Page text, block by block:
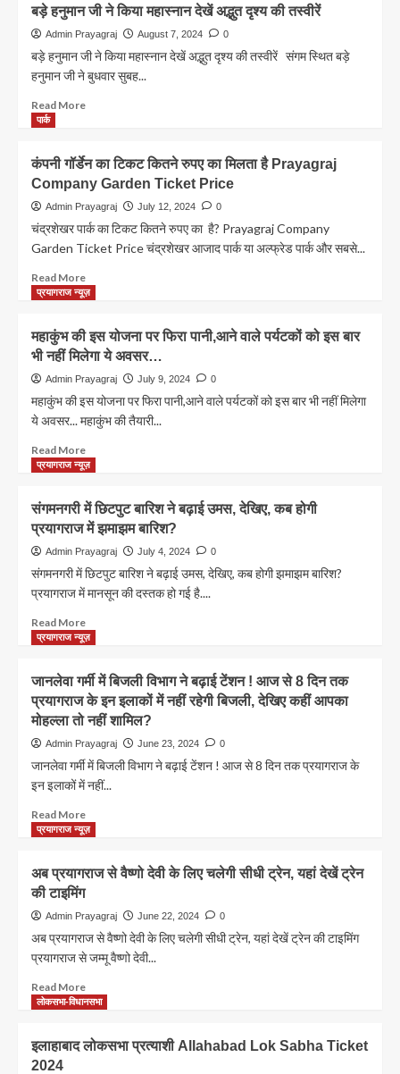
प्रयागराज
सी
बदल
मगर
–
|
इलाहाबाद
पर
शायरी
बड़े हनुमान जी ने किया महास्नान देखें अद्भुत दृश्य की तस्वीरें
Admin Prayagraj August 7, 2024 0
बड़े हनुमान जी ने किया महास्नान देखें अद्भुत दृश्य की तस्वीरें संगम स्थित बड़े
हनुमान जी ने बुधवार सुबह...
Read MoreRead
बड़े
हनुमान
जी
ने
किया
देखें
दृश्य
पार्क
कंपनी गॉर्डेन का टिकट कितने रुपए का मिलता है Prayagraj
Company Garden Ticket Price
Admin Prayagraj July 12, 2024 0
चंद्रशेखर पार्क का टिकट कितने रुपए का है? Prayagraj Company
Garden Ticket Price चंद्रशेखर आजाद पार्क या अल्फ्रेड पार्क और सबसे...
Read MoreRead
more
गॉर्डेन
का
टिकट
कितने
का
है
Garden
Ticket
प्रयागराज न्यूज़
महाकुंभ की इस योजना पर फिरा पानी,आने वाले पर्यटकों को इस बार
भी नहीं मिलेगा ये अवसर…
Admin Prayagraj July 9, 2024 0
महाकुंभ की इस योजना पर फिरा पानी,आने वाले पर्यटकों को इस बार भी नहीं मिलेगा
ये अवसर... महाकुंभ की तैयारी...
Read MoreRead
more
महाकुंभ
की
इस
योजना
पर
पानी,आने
पर्यटकों
बार
भी
नहीं
ये
अवसर…
प्रयागराज न्यूज़
संगमनगरी में छिटपुट बारिश ने बढ़ाई उमस, देखिए, कब होगी
प्रयागराज में झमाझम बारिश?
Admin Prayagraj July 4, 2024 0
संगमनगरी में छिटपुट बारिश ने बढ़ाई उमस, देखिए, कब होगी झमाझम बारिश?
प्रयागराज में मानसून की दस्तक हो गई है....
Read MoreRead
more
संगमनगरी
में
छिटपुट
बारिश
उमस,
देखिए,
होगी
प्रयागराज
झमाझम
बारिश?
प्रयागराज न्यूज़
जानलेवा गर्मी में बिजली विभाग ने बढ़ाई टेंशन ! आज से 8 दिन तक
प्रयागराज के इन इलाकों में नहीं रहेगी बिजली, देखिए कहीं आपका
मोहल्ला तो नहीं शामिल?
Admin Prayagraj June 23, 2024 0
जानलेवा गर्मी में बिजली विभाग ने बढ़ाई टेंशन ! आज से 8 दिन तक प्रयागराज के
इन इलाकों में नहीं...
Read MoreRead
more
जानलेवा
गर्मी
बिजली
विभाग
बढ़ाई
!
8
प्रयागराज न्यूज़
अब प्रयागराज से वैष्णो देवी के लिए चलेगी सीधी ट्रेन, यहां देखें ट्रेन
की टाइमिंग
Admin Prayagraj June 22, 2024 0
अब प्रयागराज से वैष्णो देवी के लिए चलेगी सीधी ट्रेन, यहां देखें ट्रेन की टाइमिंग
प्रयागराज से जम्मू वैष्णो देवी...
Read MoreRead
more
अब
प्रयागराज
लोकसभा-विधानसभा
इलाहाबाद लोकसभा प्रत्याशी Allahabad Lok Sabha Ticket
2024